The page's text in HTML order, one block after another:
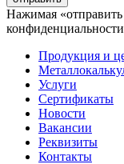
Нажимая «отправить
Продукция и
Услуги
Сертификаты
Новости
Вакансии
Реквизиты
Контакты